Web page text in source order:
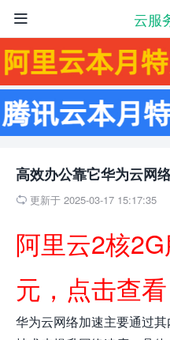
云服

高效办公靠它华为云网
 更新于 2025-03-17 15:17:35
阿里云2核
元，点击查看
华为云网络加速主要通过